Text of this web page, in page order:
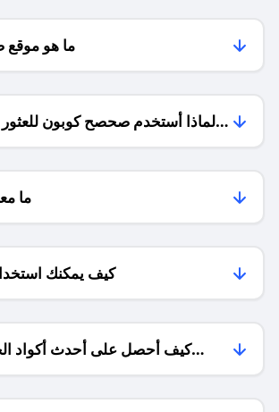
ما هو
لماذا أستخدم صحصح كوبون
ما
كيف يمكنك
كيف أحصل على أحدث أكواد